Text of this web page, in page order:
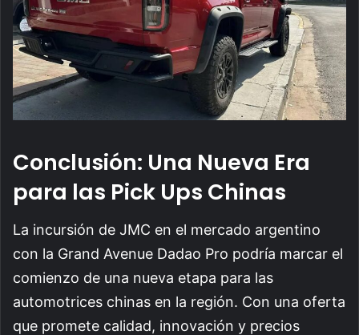
Conclusión: Una Nueva Era
para las Pick Ups Chinas
La incursión de JMC en el mercado argentino
con la Grand Avenue Dadao Pro podría marcar el
comienzo de una nueva etapa para las
automotrices chinas en la región. Con una oferta
que promete calidad, innovación y precios